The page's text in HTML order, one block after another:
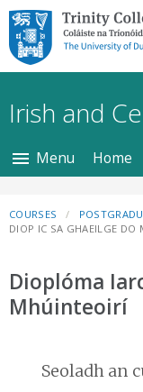
Trinity College
The University
Dublin
Irish and
Menu Home
COURSES
DIOP IC SA GHAEILGE DO
Dioplóma
Mhúinteoirí
Seoladh an